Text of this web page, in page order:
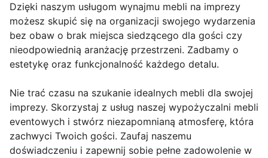
Dzięki naszym usługom wynajmu mebli na imprezy
możesz skupić się na organizacji swojego wydarzenia
bez obaw o brak miejsca siedzącego dla gości czy
nieodpowiednią aranżację przestrzeni. Zadbamy o
estetykę oraz funkcjonalność każdego detalu.
Nie trać czasu na szukanie idealnych mebli dla swojej
imprezy. Skorzystaj z usług naszej wypożyczalni mebli
eventowych i stwórz niezapomnianą atmosferę, która
zachwyci Twoich gości. Zaufaj naszemu
doświadczeniu i zapewnij sobie pełne zadowolenie w